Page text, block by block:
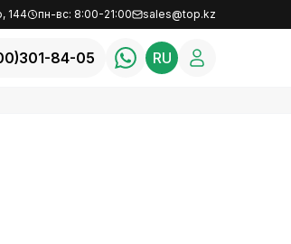
144 пн-вс: 8:00-21:00 sales@top.kz
84-05 RU